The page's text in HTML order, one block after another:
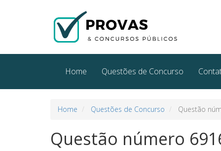
Home Questões de Concurso
Home Questões de Concurso Questão
Questão número